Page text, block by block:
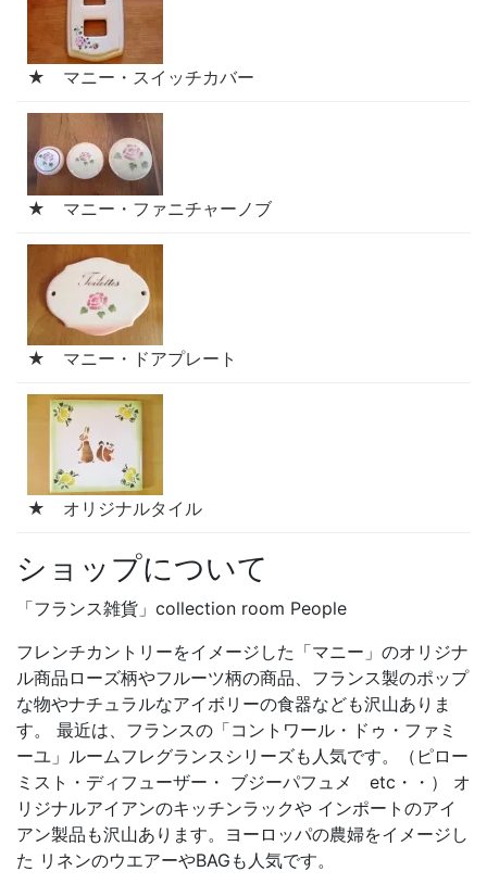
★ マニー・スイッチカバー
★ マニー・ファニチャーノブ
★ マニー・ドアプレート
★ オリジナルタイル
ショップについて
「フランス雑貨」collection room People
フレンチカントリーをイメージした「マニー」のオリジナ
ル商品ローズ柄やフルーツ柄の商品、フランス製のポップ
な物やナチュラルなアイボリーの食器なども沢山ありま
す。 最近は、フランスの「コントワール・ドゥ・ファミ
ーユ」ルームフレグランスシリーズも人気です。（ピロー
ミスト・ディフューザー・ ブジーパフュメ etc・・） オ
リジナルアイアンのキッチンラックや インポートのアイ
アン製品も沢山あります。ヨーロッパの農婦をイメージし
た リネンのウエアーやBAGも人気です。